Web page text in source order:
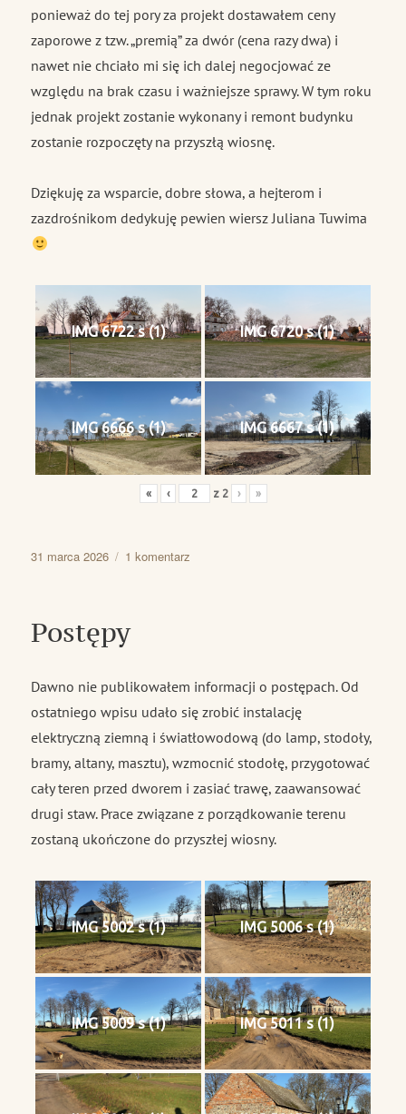
ponieważ do tej pory za projekt dostawałem ceny
zaporowe z tzw. „premią” za dwór (cena razy dwa) i
nawet nie chciało mi się ich dalej negocjować ze
względu na brak czasu i ważniejsze sprawy. W tym roku
jednak projekt zostanie wykonany i remont budynku
zostanie rozpoczęty na przyszłą wiosnę.
Dziękuję za wsparcie, dobre słowa, a hejterom i
zazdrośnikom dedykuję pewien wiersz Juliana Tuwima
IMG 6722 s (1) IMG 6720 s (1)
IMG 6666 s (1) IMG 6667 s (1)
« ‹ z 2 › »
Data
31 marca 2026 1 komentarz
Postępy
Dawno nie publikowałem informacji o postępach. Od
ostatniego wpisu udało się zrobić instalację
elektryczną ziemną i światłowodową (do lamp, stodoły,
bramy, altany, masztu), wzmocnić stodołę, przygotować
cały teren przed dworem i zasiać trawę, zaawansować
drugi staw. Prace związane z porządkowanie terenu
zostaną ukończone do przyszłej wiosny.
IMG 5002 s (1) IMG 5006 s (1)
IMG 5009 s (1) IMG 5011 s (1)